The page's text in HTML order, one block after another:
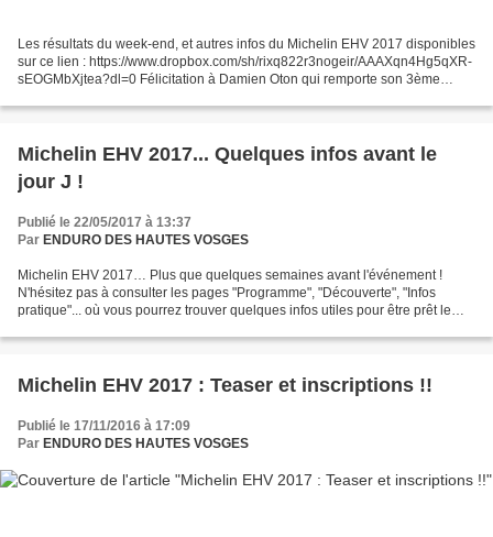
Les résultats du week-end, et autres infos du Michelin EHV 2017 disponibles
sur ce lien : https://www.dropbox.com/sh/rixq822r3nogeir/AAAXqn4Hg5qXR-
sEOGMbXjtea?dl=0 Félicitation à Damien Oton qui remporte son 3ème
Michelin EHV 2017... Quelques infos avant le
jour J !
Publié le 22/05/2017 à 13:37
Par ENDURO DES HAUTES VOSGES
Michelin EHV 2017… Plus que quelques semaines avant l'événement !
N'hésitez pas à consulter les pages "Programme", "Découverte", "Infos
pratique"... où vous pourrez trouver quelques infos utiles pour être prêt le
Michelin EHV 2017 : Teaser et inscriptions !!
Publié le 17/11/2016 à 17:09
Par ENDURO DES HAUTES VOSGES